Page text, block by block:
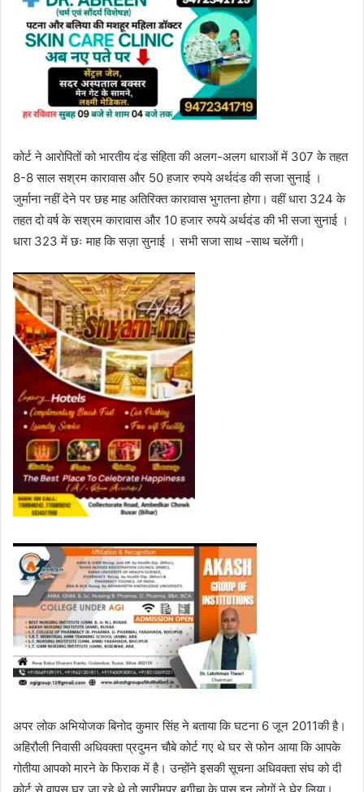
कोर्ट ने आरोपितों को भारतीय दंड संहिता की अलग-अलग धाराओं में 307 के तहत
8-8 साल सश्रम कारावास और 50 हजार रुपये अर्थदंड की सजा सुनाई ।
जुर्माना नहीं देने पर छह माह अतिरिक्त कारावास भुगतना होगा। वहीं धारा 324 के
तहत दो वर्ष के सश्रम कारावास और 10 हजार रुपये अर्थदंड की भी सजा सुनाई ।
धारा 323 में छः माह कि सज़ा सुनाई । सभी सजा साथ -साथ चलेंगी।
अपर लोक अभियोजक बिनोद कुमार सिंह ने बताया कि घटना 6 जून 2011की है।
अहिरौली निवासी अधिवक्ता प्रदुमन चौबे कोर्ट गए थे घर से फोन आया कि आपके
गोतीया आपको‌ मारने के फिराक में है। उन्होंने इसकी सूचना अधिवक्ता संघ को दी